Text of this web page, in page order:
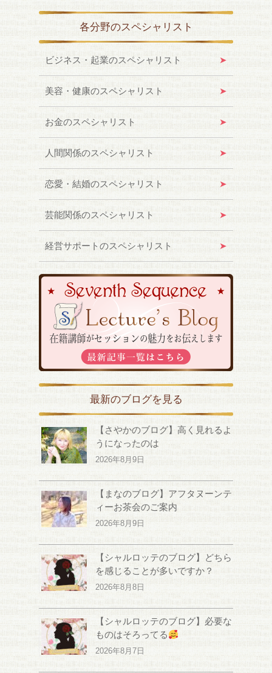
各分野のスペシャリスト
ビジネス・起業のスペシャリスト
美容・健康のスペシャリスト
お金のスペシャリスト
人間関係のスペシャリスト
恋愛・結婚のスペシャリスト
芸能関係のスペシャリスト
経営サポートのスペシャリスト
最新のブログを見る
【さやかのブログ】高く見れるよ
うになったのは
2026年8月9日
【まなのブログ】アフタヌーンテ
ィーお茶会のご案内
2026年8月9日
【シャルロッテのブログ】どちら
を感じることが多いですか？
2026年8月8日
【シャルロッテのブログ】必要な
ものはそろってる
2026年8月7日